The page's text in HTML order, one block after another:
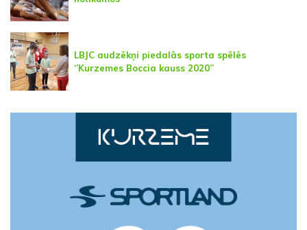
LBJC audzēkņi piedalās sporta spēlēs
‘’Kurzemes Boccia kauss 2020’’